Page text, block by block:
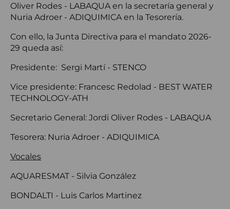
Oliver Rodes - LABAQUA en la secretaría general y
Nuria Adroer - ADIQUIMICA en la Tesorería.
Con ello, la Junta Directiva para el mandato 2026-
29 queda así:
Presidente: Sergi Martí - STENCO
Vice presidente: Francesc Redolad - BEST WATER
TECHNOLOGY-ATH
Secretario General: Jordi Oliver Rodes - LABAQUA
Tesorera: Nuria Adroer - ADIQUIMICA
Vocales
AQUARESMAT - Silvia González
BONDALTI - Luis Carlos Martinez